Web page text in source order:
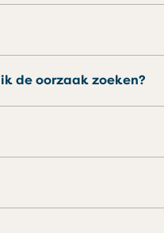
de oorzaak zoeken?